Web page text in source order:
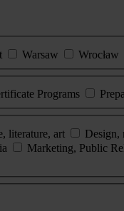
Warsaw
Wrocław
Programs
literature, art Design,
Marketing, Public